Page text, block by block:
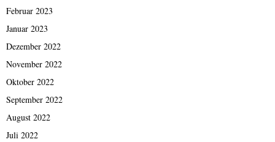
Februar 2023
Januar 2023
Dezember 2022
November 2022
Oktober 2022
September 2022
August 2022
Juli 2022